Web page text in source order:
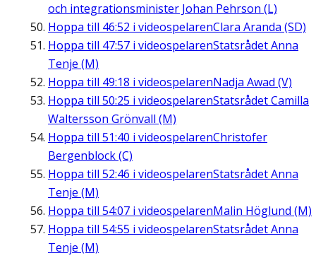
och integrationsminister Johan Pehrson (L)
Hoppa till 46:52 i videospelarenClara Aranda (SD)
Hoppa till 47:57 i videospelarenStatsrådet Anna
Tenje (M)
Hoppa till 49:18 i videospelarenNadja Awad (V)
Hoppa till 50:25 i videospelarenStatsrådet Camilla
Waltersson Grönvall (M)
Hoppa till 51:40 i videospelarenChristofer
Bergenblock (C)
Hoppa till 52:46 i videospelarenStatsrådet Anna
Tenje (M)
Hoppa till 54:07 i videospelarenMalin Höglund (M)
Hoppa till 54:55 i videospelarenStatsrådet Anna
Tenje (M)